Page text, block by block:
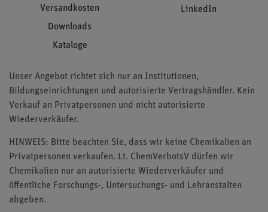
Versandkosten
Downloads
Kataloge
LinkedIn
Unser Angebot richtet sich nur an Institutionen,
Bildungseinrichtungen und autorisierte Vertragshändler. Kein
Verkauf an Privatpersonen und nicht autorisierte
Wiederverkäufer.
HINWEIS: Bitte beachten Sie, dass wir keine Chemikalien an
Privatpersonen verkaufen. Lt. ChemVerbotsV dürfen wir
Chemikalien nur an autorisierte Wiederverkäufer und
öffentliche Forschungs-, Untersuchungs- und Lehranstalten
abgeben.